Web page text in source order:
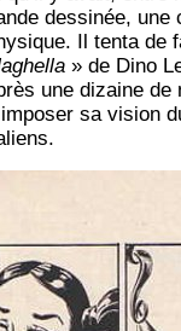
dessinée, une
Il tenta de
» de Dino
une dizaine de
sa vision